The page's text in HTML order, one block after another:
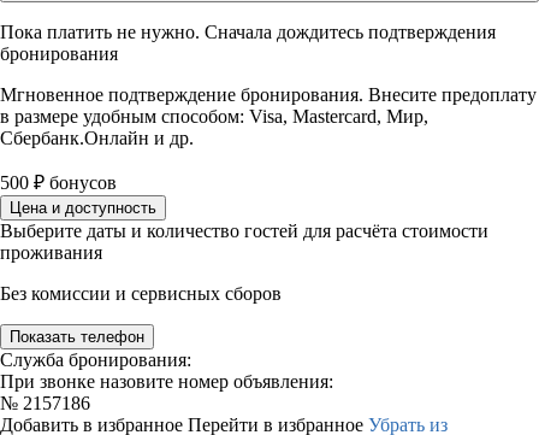
Пока платить не нужно. Сначала дождитесь подтверждения
бронирования
Мгновенное подтверждение бронирования. Внесите предоплату
в размере удобным способом: Visa, Mastercard, Мир,
Сбербанк.Онлайн и др.
500 ₽ бонусов
Цена и доступность
Выберите даты и количество гостей для расчёта стоимости
проживания
Без комиссии и сервисных сборов
Показать телефон
Служба бронирования:
При звонке назовите номер объявления:
№ 2157186
Добавить в избранное Перейти в избранное Убрать из